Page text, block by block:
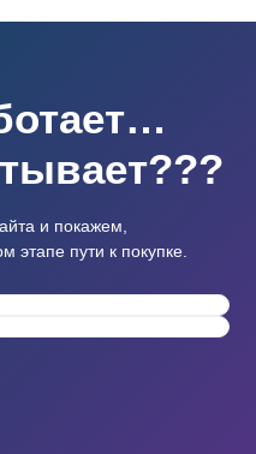
и покажем,
этапе пути к покупке.